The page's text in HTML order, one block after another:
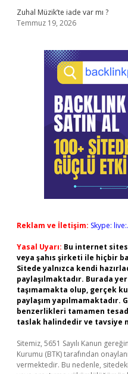
Zuhal Müzik’te iade var mı ?
Temmuz 19, 2026
Reklam ve İletişim: Skype:
Yasal Uyarı: Bu internet
veya şahıs şirketi ile hiçbir
Sitede yalnızca kendi
paylaşılmaktadır. Burada
taşımamakta olup, gerçek
paylaşım
benzerlikleri tamamen
taslak halindedir ve tavsiye
Sitemiz, 5651 Sayılı Kanun
Kurumu (BTK) tarafından
vermektedir. Bu nedenle,